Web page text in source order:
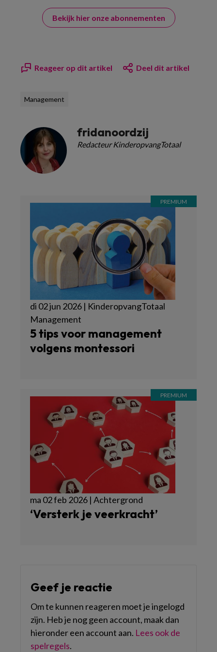
Bekijk hier onze abonnementen
Reageer op dit artikel Deel dit artikel
Management
fridanoordzij
Redacteur KinderopvangTotaal
di 02 jun 2026 | KinderopvangTotaal
Management
5 tips voor management
volgens montessori
ma 02 feb 2026 | Achtergrond
‘Versterk je veerkracht’
Geef je reactie
Om te kunnen reageren moet je ingelogd
zijn. Heb je nog geen account, maak dan
hieronder een account aan. Lees ook de
spelregels.